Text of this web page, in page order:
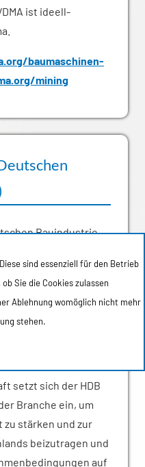
ist ideell-
baumaschinen-
mining
Bauindustrie
der
die
in
Verbandsfamilie ist
von der Kommune
Als
Politik,
setzt sich der HDB
Branche ein, um
stärken und zur
beizutragen und
auf
sind essenziell für den Betrieb
Sie die Cookies zulassen
Ablehnung womöglich nicht mehr
stehen.